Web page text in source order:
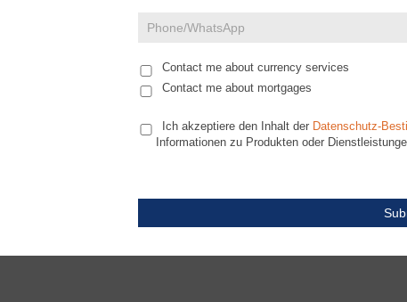
Contact me about currency services
Contact me about mortgages
Ich akzeptiere den Inhalt der Datenschutz-
Informationen zu Produkten oder